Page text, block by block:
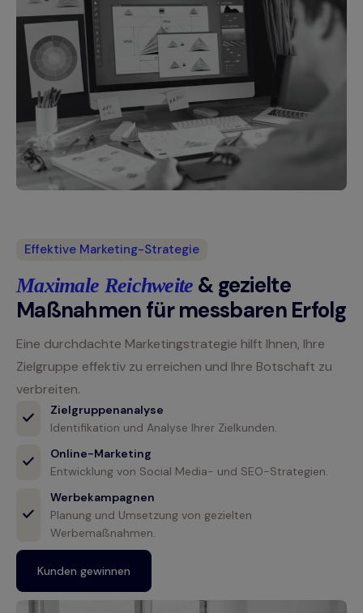
Effektive Marketing-Strategie
Maximale Reichweite & gezielte
Maßnahmen für messbaren Erfolg
Eine durchdachte Marketingstrategie hilft Ihnen, Ihre
Zielgruppe effektiv zu erreichen und Ihre Botschaft zu
verbreiten.
Zielgruppenanalyse
Identifikation und Analyse Ihrer Zielkunden.
Online-Marketing
Entwicklung von Social Media- und SEO-Strategien.
Werbekampagnen
Planung und Umsetzung von gezielten
Werbemaßnahmen.
Kunden gewinnen